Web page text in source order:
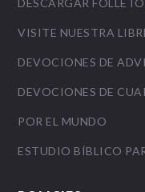
DESCARGAR
VISITE NUESTRA
DEVOCIONES DE
DEVOCIONES DE
POR EL MUNDO
ESTUDIO BÍBLICO